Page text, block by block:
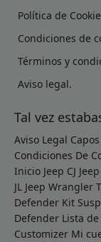
Política de
Condiciones de
Términos y
Aviso legal.
Tal vez
Aviso Legal
Condiciones De
Inicio Jeep CJ
JL Jeep Wrangler
Defender Kit
Defender Lista
Customizer Mi